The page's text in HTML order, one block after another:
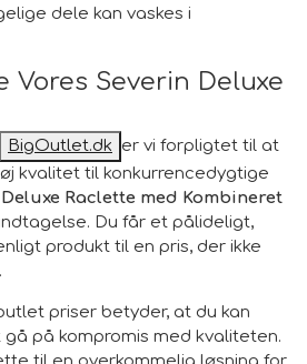
dele kan vaskes i
Severin Deluxe
BigOutlet.dk er vi forpligtet til at
kvalitet til konkurrencedygtige
Raclette med Kombineret
Du får et pålideligt,
produkt til en pris, der ikke
priser betyder, at du kan
på kompromis med kvaliteten.